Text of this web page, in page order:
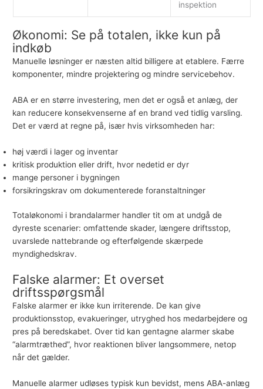
inspektion
Økonomi: Se på totalen, ikke kun på
indkøb
Manuelle løsninger er næsten altid billigere at etablere. Færre
komponenter, mindre projektering og mindre servicebehov.
ABA er en større investering, men det er også et anlæg, der
kan reducere konsekvenserne af en brand ved tidlig varsling.
Det er værd at regne på, især hvis virksomheden har:
høj værdi i lager og inventar
kritisk produktion eller drift, hvor nedetid er dyr
mange personer i bygningen
forsikringskrav om dokumenterede foranstaltninger
Totaløkonomi i brandalarmer handler tit om at undgå de
dyreste scenarier: omfattende skader, længere driftsstop,
uvarslede nattebrande og efterfølgende skærpede
myndighedskrav.
Falske alarmer: Et overset
driftsspørgsmål
Falske alarmer er ikke kun irriterende. De kan give
produktionsstop, evakueringer, utryghed hos medarbejdere og
pres på beredskabet. Over tid kan gentagne alarmer skabe
“alarmtræthed”, hvor reaktionen bliver langsommere, netop
når det gælder.
Manuelle alarmer udløses typisk kun bevidst, mens ABA-anlæg